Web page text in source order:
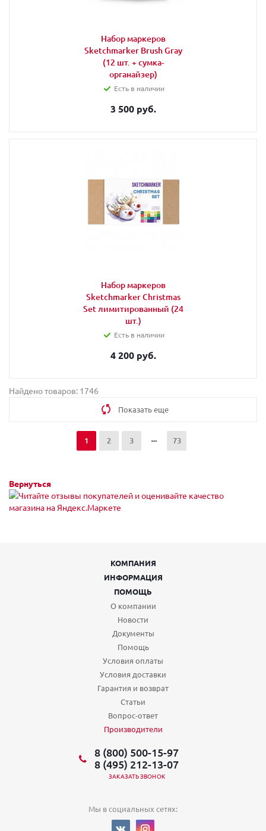
Набор маркеров
Sketchmarker Brush Gray
(12 шт. + сумка-
органайзер)
Есть в наличии
3 500 руб.
Набор маркеров
Sketchmarker Christmas
Set лимитированный (24
шт.)
Есть в наличии
4 200 руб.
Найдено товаров: 1746
Показать еще
1 2 3 73
Вернуться
КОМПАНИЯ
ИНФОРМАЦИЯ
ПОМОЩЬ
О компании
Новости
Документы
Помощь
Условия оплаты
Условия доставки
Гарантия и возврат
Статьи
Вопрос-ответ
Производители
8 (800) 500-15-97
8 (495) 212-13-07
ЗАКАЗАТЬ ЗВОНОК
Мы в социальных сетях: